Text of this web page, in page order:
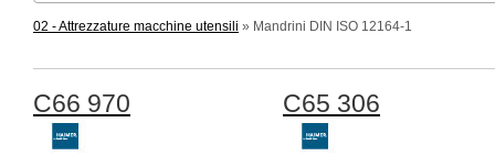
02 - Attrezzature macchine utensili » Mandrini DIN ISO 12164-1
C66 970 C65 306